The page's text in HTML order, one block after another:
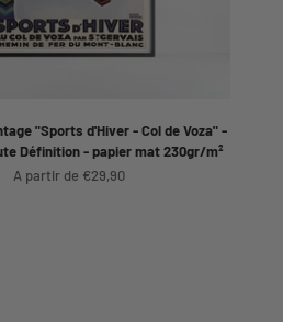
"Sports d'Hiver - Col de Voza" -
Définition - papier mat 230gr/m²
Prix de vente
A partir de €29,90